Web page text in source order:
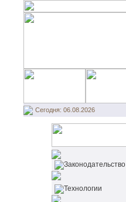
Сегодня: 06.08.2026
Законодательство
Технологии